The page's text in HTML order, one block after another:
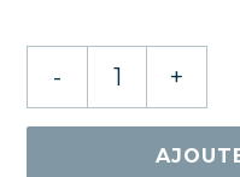
DORNENGLANZ
- +